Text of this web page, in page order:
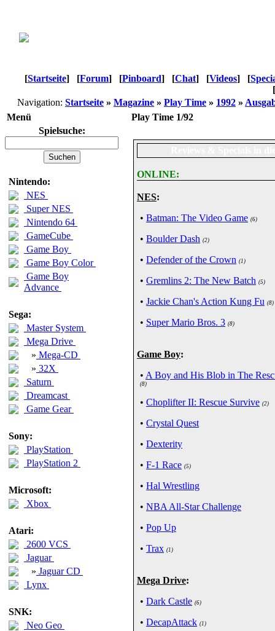
[Startseite] [Forum] [Pinboard] [Chat] [Videos] [
[
Navigation: Startseite » Magazine » Play Time » 1992 »
Menü
Play Time 1/92
Spielsuche:
Nintendo:
NES
Super NES
Nintendo 64
GameCube
Game Boy
Game Boy Color
Game Boy
Advance
Sega:
Master System
Mega Drive
» Mega-CD
» 32X
Saturn
Dreamcast
Game Gear
Sony:
PlayStation
PlayStation 2
Microsoft:
Xbox
Atari:
2600 VCS
Jaguar
» Jaguar CD
Lynx
SNK:
Neo Geo
ONLINE:
NES:
• Batman: The Video Game (6)
• Boulder Dash (2)
• Defender of the Crown (1)
• Gremlins 2: The New Batch (5)
• Jackie Chan's Action Kung Fu (8)
• Super Mario Bros. 3 (8)
Game Boy:
• A Boy and His Blob in The
(8)
• Choplifter II: Rescue Survive (2)
• Crystal Quest
• Dexterity
• F-1 Race (5)
• Hal Wrestling
• NBA All-Star Challenge
• Pop Up
• Trax (1)
Mega Drive:
• Dark Castle (6)
• DecapAttack (1)